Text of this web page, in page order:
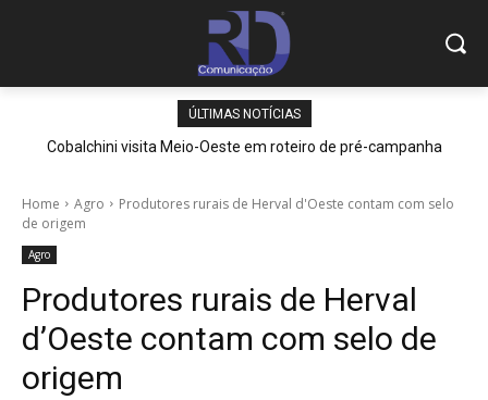
ÚLTIMAS NOTÍCIAS
Cobalchini visita Meio-Oeste em roteiro de pré-campanha
Home Agro
Produtores rurais de Herval d'Oeste contam com selo
de origem
Agro
Produtores rurais de Herval
d’Oeste contam com selo de
origem